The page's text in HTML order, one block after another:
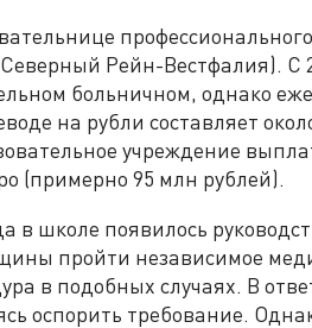
Рейн-Вестфалия). С
больничном, однако
на рубли составляет
учреждение
(примерно 95 млн рублей).
в школе появилось
пройти независимое
в подобных случаях. В
оспорить требование.